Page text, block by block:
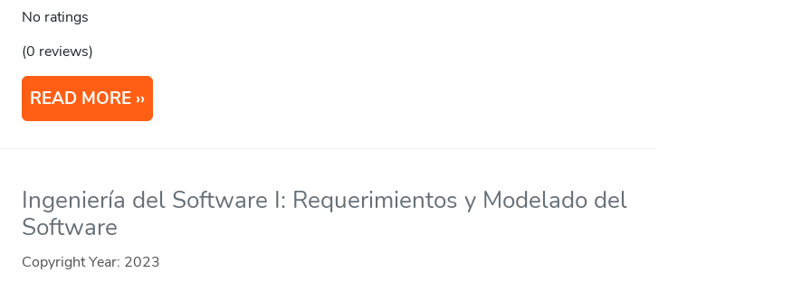
No ratings
(0 reviews)
READ MORE
Ingeniería del Software I: Requerimientos y Modelado del
Software
Copyright Year: 2023